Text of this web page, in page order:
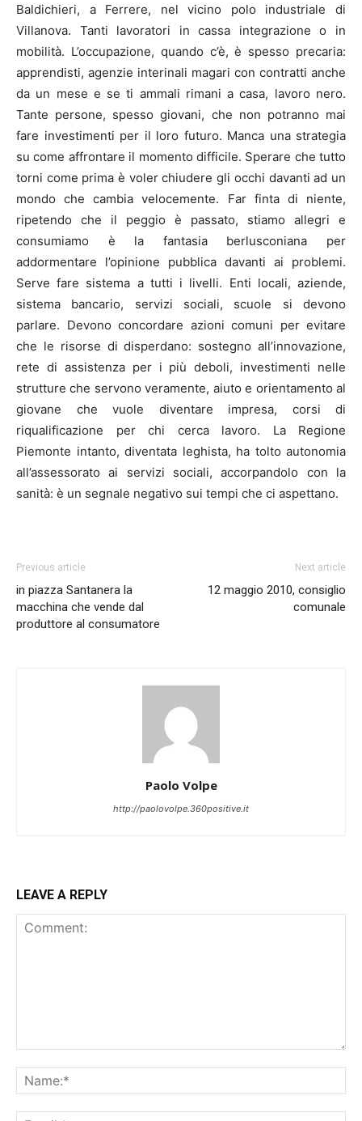
Baldichieri, a Ferrere, nel vicino polo industriale di
Villanova. Tanti lavoratori in cassa integrazione o in
mobilità. L’occupazione, quando c’è, è spesso precaria:
apprendisti, agenzie interinali magari con contratti anche
da un mese e se ti ammali rimani a casa, lavoro nero.
Tante persone, spesso giovani, che non potranno mai
fare investimenti per il loro futuro. Manca una strategia
su come affrontare il momento difficile. Sperare che tutto
torni come prima è voler chiudere gli occhi davanti ad un
mondo che cambia velocemente. Far finta di niente,
ripetendo che il peggio è passato, stiamo allegri e
consumiamo è la fantasia berlusconiana per
addormentare l’opinione pubblica davanti ai problemi.
Serve fare sistema a tutti i livelli. Enti locali, aziende,
sistema bancario, servizi sociali, scuole si devono
parlare. Devono concordare azioni comuni per evitare
che le risorse di disperdano: sostegno all’innovazione,
rete di assistenza per i più deboli, investimenti nelle
strutture che servono veramente, aiuto e orientamento al
giovane che vuole diventare impresa, corsi di
riqualificazione per chi cerca lavoro. La Regione
Piemonte intanto, diventata leghista, ha tolto autonomia
all’assessorato ai servizi sociali, accorpandolo con la
sanità: è un segnale negativo sui tempi che ci aspettano.
Previous article
in piazza Santanera la
macchina che vende dal
produttore al consumatore
Next article
12 maggio 2010, consiglio
comunale
Paolo Volpe
http://paolovolpe.360positive.it
LEAVE A REPLY